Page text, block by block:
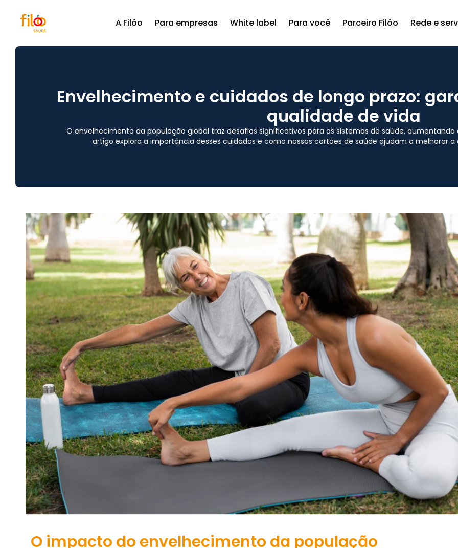
A Filóo Para empresas White label Para você Parceiro Filóo Rede e
Envelhecimento e cuidados de longo prazo:
qualidade de vida
O envelhecimento da população global traz desafios significativos para os sistemas de saúde,
artigo explora a importância desses cuidados e como nossos cartões de saúde ajudam a melhorar
O impacto do envelhecimento da população